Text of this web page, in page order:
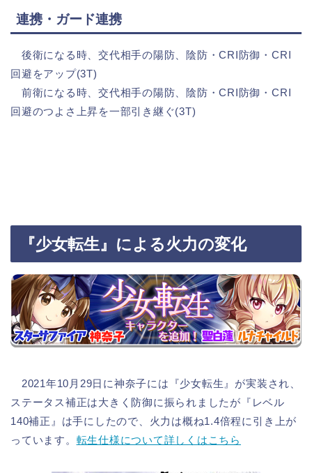
連携・ガード連携
後衛になる時、交代相手の陽防、陰防・CRI防御・CRI
回避をアップ(3T)
前衛になる時、交代相手の陽防、陰防・CRI防御・CRI
回避のつよさ上昇を一部引き継ぐ(3T)
『少女転生』による火力の変化
2021年10月29日に神奈子には『少女転生』が実装され、
ステータス補正は大きく防御に振られましたが『レベル
140補正』は手にしたので、火力は概ね1.4倍程に引き上が
っています。 転生仕様について詳しくはこちら